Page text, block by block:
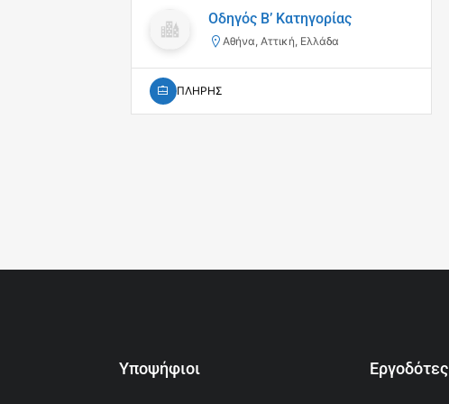
Οδηγός Β’ Κατηγορίας
Αθήνα, Αττική, Ελλάδα
ΠΛΗΡΗΣ
Υποψήφιοι Εργοδότες